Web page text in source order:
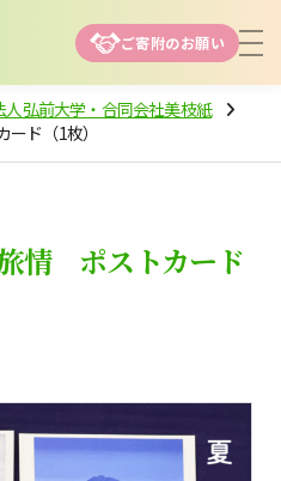
ご寄附のお願い
人弘前大学・合同会社美枝紙
ド（1枚）
情 ポストカード